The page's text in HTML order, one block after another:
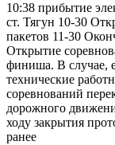
10:38 прибытие
ст. Тягун 10-30
пакетов 11-30
Открытие
финиша. В случае,
технические
соревнований
дорожного
ходу закрытия
ранее